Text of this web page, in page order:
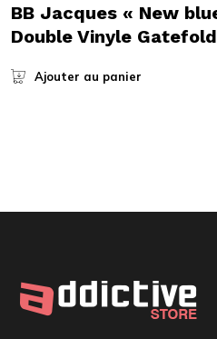
BB Jacques « New
Double Vinyle Gatefold
Ajouter au panier